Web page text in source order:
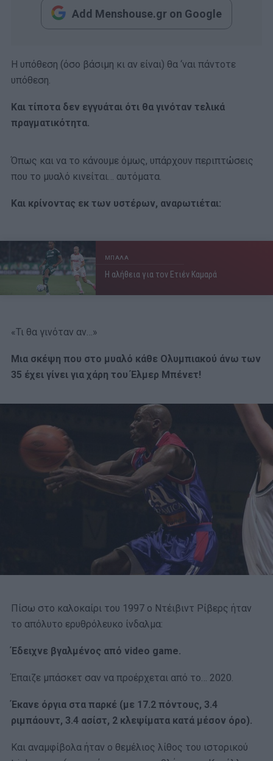
Add Menshouse.gr on Google
Η υπόθεση (όσο βάσιμη κι αν είναι) θα ‘ναι πάντοτε
υπόθεση.
Και τίποτα δεν εγγυάται ότι θα γινόταν τελικά
πραγματικότητα.
Όπως και να το κάνουμε όμως, υπάρχουν περιπτώσεις
που το μυαλό κινείται… αυτόματα.
Και κρίνοντας εκ των υστέρων, αναρωτιέται:
ΜΠΑΛΑ
Η αλήθεια για τον Ετιέν Καμαρά
«Τι θα γινόταν αν…»
Μια σκέψη που στο μυαλό κάθε Ολυμπιακού άνω των
35 έχει γίνει για χάρη του Έλμερ Μπένετ!
Πίσω στο καλοκαίρι του 1997 ο Ντέιβιντ Ρίβερς ήταν
το απόλυτο ερυθρόλευκο ίνδαλμα:
Έδειχνε βγαλμένος από video game.
Έπαιζε μπάσκετ σαν να προέρχεται από το… 2020.
Έκανε όργια στα παρκέ (με 17.2 πόντους, 3.4
ριμπάουντ, 3.4 ασίστ, 2 κλεψίματα κατά μέσον όρο).
Και αναμφίβολα ήταν ο θεμέλιος λίθος του ιστορικού